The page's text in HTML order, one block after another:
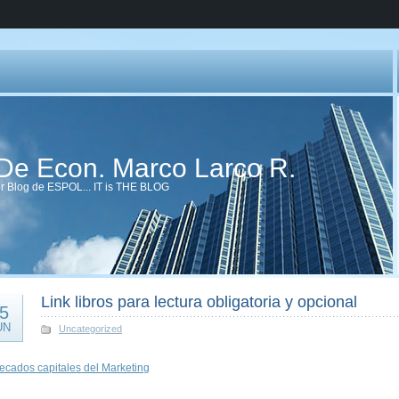
Econ. Marco Larco R.
Blog de ESPOL... IT is THE BLOG
Link libros para lectura obligatoria y opcional
Uncategorized
capitales del Marketing